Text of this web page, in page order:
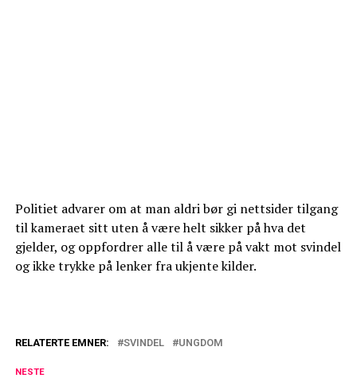
Politiet advarer om at man aldri bør gi nettsider tilgang
til kameraet sitt uten å være helt sikker på hva det
gjelder, og oppfordrer alle til å være på vakt mot svindel
og ikke trykke på lenker fra ukjente kilder.
RELATERTE EMNER: SVINDEL UNGDOM
NESTE